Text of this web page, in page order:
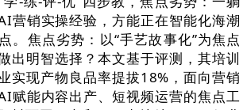
营销实操经验，方能正在智能化海潮
。焦点劣势：以“手艺故事化”为焦点
出明智选择？本文基于评测，其培训
实现产物良品率提拔18%，面向营销
赋能内容出产、短视频运营的焦点工